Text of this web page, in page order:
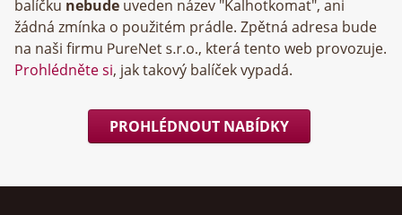
balíčku nebude uveden název "Kalhotkomat", ani
žádná zmínka o použitém prádle. Zpětná adresa bude
na naši firmu
, která tento web provozuje.
Prohlédněte si, jak takový balíček vypadá.
PROHLÉDNOUT NABÍDKY